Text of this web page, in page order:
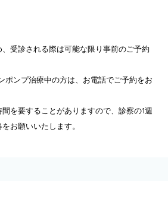
受診される際は可能な限り事前のご予約
ポンプ治療中の方は、お電話でご予約をお
を要することがありますので、診察の1週
お願いいたします。